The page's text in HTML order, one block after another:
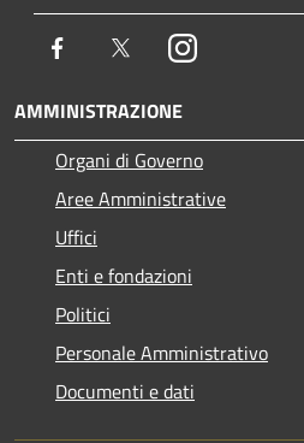
Facebook TwitterInstagram
AMMINISTRAZIONE
Organi di Governo
Aree Amministrative
Uffici
Enti e fondazioni
Politici
Personale Amministrativo
Documenti e dati